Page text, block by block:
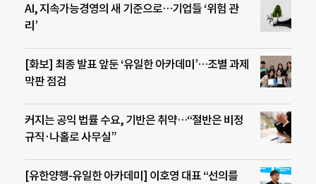
AI, 지속가능경영의 새 기준으로…기업들 ‘위험 관
리’
[화보] 최종 발표 앞둔 ‘유일한 아카데미’…조별 과제
막판 점검
커지는 공익 법률 수요, 기반은 취약…“절반은 비정
규직·나홀로 사무실”
[유한양행-유일한 아카데미] 이호영 대표 “선의를